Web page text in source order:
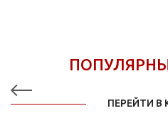
ПЕРЕЙТИ В